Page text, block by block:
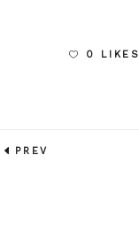
0 LIKES
PREV